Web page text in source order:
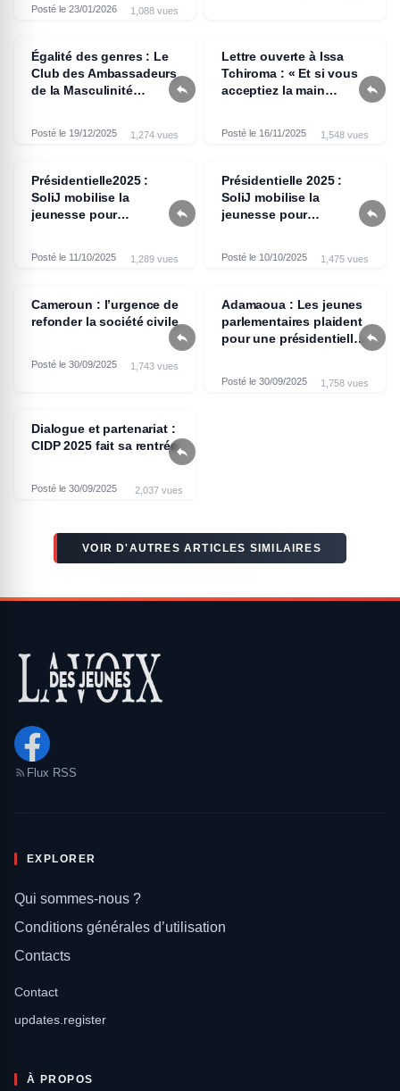
Posté le 23/01/2026 1,088 vues
Égalité des genres : Le
Club des Ambassadeurs
de la Masculinité
activités
Posté le 19/12/2025 1,274 vues

Lettre ouverte à Issa
Tchiroma : « Et si vous
acceptiez la main
Posté le 16/11/2025 1,548 vues

Présidentielle2025 :
SoliJ mobilise la
jeunesse pour
septennat
Posté le 11/10/2025 1,289 vues

Présidentielle 2025 :
SoliJ mobilise la
jeunesse pour
septennat
Posté le 10/10/2025 1,475 vues

Cameroun : l’urgence de
refonder la société civile
Posté le 30/09/2025 1,743 vues

Adamaoua : Les jeunes
parlementaires plaident
pour une présidentielle
Posté le 30/09/2025 1,758 vues

Dialogue et partenariat :
CIDP 2025 fait sa rentrée
Posté le 30/09/2025 2,037 vues

VOIR D'AUTRES ARTICLES SIMILAIRES
Flux RSS
EXPLORER
Qui sommes-nous ?
Conditions générales d’utilisation
Contacts
Contact
updates.register
À PROPOS